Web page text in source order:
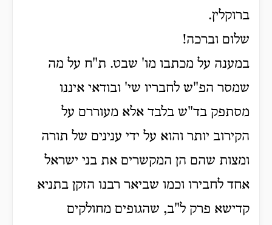
ברוקלין.
שלום וברכה!
במענה על מכתבו מו' שבט. ת"ח על מה
שמסר הפ"ש לחבריו שי' ובודאי איננו
מסתפק בד"ש בלבד אלא מעוררם על
הקירוב יותר והוא על ידי ענינים של תורה
ומצות שהם הן המקשרים את בני ישראל
אחד לחבירו וכמו שביאר רבנו הזקן בתניא
קדישא פרק ל"ב, שהגופים מחולקים